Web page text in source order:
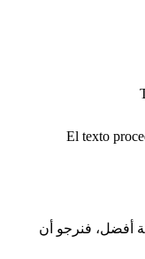
El texto
أفضل، فنرجو أن